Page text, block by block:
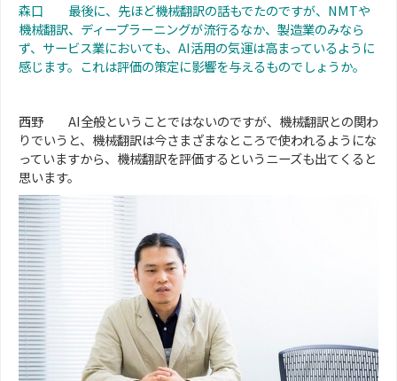
森口 最後に、先ほど機械翻訳の話もでたのですが、NMTや
機械翻訳、ディープラーニングが流行るなか、製造業のみなら
ず、サービス業においても、AI活用の気運は高まっているように
感じます。これは評価の策定に影響を与えるものでしょうか。
西野 AI全般ということではないのですが、機械翻訳との関わ
りでいうと、機械翻訳は今さまざまなところで使われるようにな
っていますから、機械翻訳を評価するというニーズも出てくると
思います。